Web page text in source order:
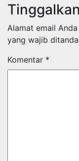
Alamat email
yang wajib
Komentar *